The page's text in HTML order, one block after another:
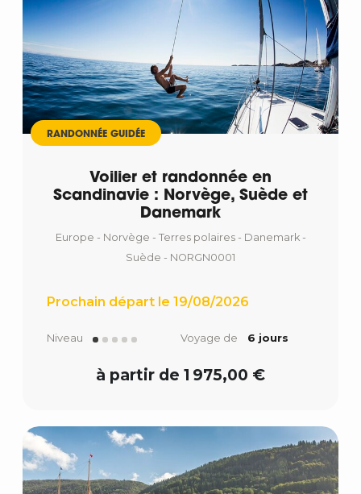
Départ
RANDONNÉE GUIDÉE
Voilier et randonnée en
Scandinavie : Norvège, Suède et
Danemark
Europe - Norvège - Terres polaires - Danemark -
Suède - NORGN0001
Prochain départ le 19/08/2026
Niveau Voyage de 6 jours
à partir de 1 975,00 €